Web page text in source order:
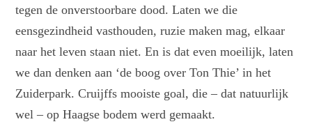
tegen de onverstoorbare dood. Laten we die
eensgezindheid vasthouden, ruzie maken mag, elkaar
naar het leven staan niet. En is dat even moeilijk, laten
we dan denken aan ‘de boog over Ton Thie’ in het
Zuiderpark. Cruijffs mooiste goal, die – dat natuurlijk
wel – op Haagse bodem werd gemaakt.